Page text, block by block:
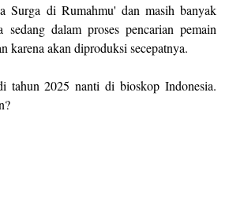
di Rumahmu' dan masih banyak
dalam proses pencarian pemain
karena akan diproduksi secepatnya.
tahun 2025 nanti di bioskop Indonesia.